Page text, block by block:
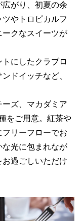
がり、初夏の余
やトロピカルフ
ークなスイーツが
にしたクラブロ
ドイッチなど、
ズ、マカダミア
をご用意。紅茶や
リーフローでお
光に包まれなが
過ごしいただけ